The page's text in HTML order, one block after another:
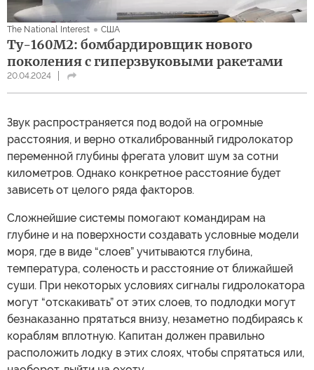
The National Interest США
Ту-160М2: бомбардировщик нового
поколения c гиперзвуковыми ракетами
20.04.2024
Звук распространяется под водой на огромные
расстояния, и верно откалиброванный гидролокатор
переменной глубины фрегата уловит шум за сотни
километров. Однако конкретное расстояние будет
зависеть от целого ряда факторов.
Сложнейшие системы помогают командирам на
глубине и на поверхности создавать условные модели
моря, где в виде “слоев” учитываются глубина,
температура, соленость и расстояние от ближайшей
суши. При некоторых условиях сигналы гидролокатора
могут “отскакивать” от этих слоев, то подлодки могут
безнаказанно прятаться внизу, незаметно подбираясь к
кораблям вплотную. Капитан должен правильно
расположить лодку в этих слоях, чтобы спрятаться или,